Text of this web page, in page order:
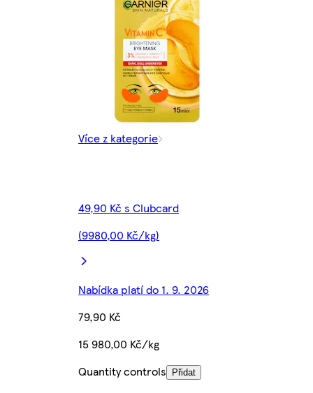
Více z kategorie
49,90 Kč s Clubcard
(9980,00 Kč/kg)
Nabídka platí do 1. 9. 2026
79,90 Kč
15 980,00 Kč/kg
Quantity controls
Přidat